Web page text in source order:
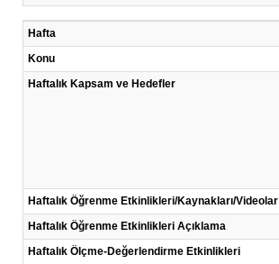
Hafta
Konu
Haftalık Kapsam ve Hedefler
Haftalık Öğrenme Etkinlikleri/Kaynakları/Videolar
Haftalık Öğrenme Etkinlikleri Açıklama
Haftalık Ölçme-Değerlendirme Etkinlikleri